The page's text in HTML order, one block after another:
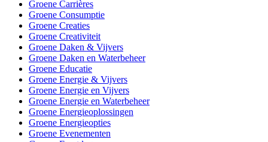
Groene Carrières
Groene Consumptie
Groene Creaties
Groene Creativiteit
Groene Daken & Vijvers
Groene Daken en Waterbeheer
Groene Educatie
Groene Energie & Vijvers
Groene Energie en Vijvers
Groene Energie en Waterbeheer
Groene Energieoplossingen
Groene Energieopties
Groene Evenementen